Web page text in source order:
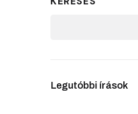
Legutóbbi írások